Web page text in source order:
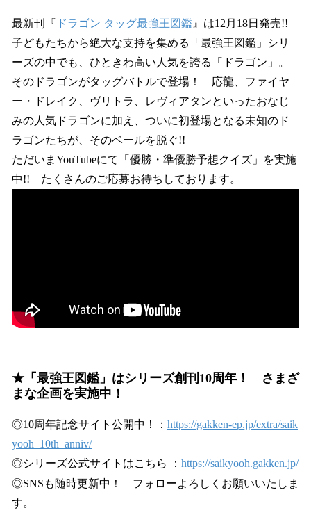
最新刊『 ドラゴン タッグ最強王図鑑 』は12月18日発売!!
子どもたちから絶大な支持を集める「最強王図鑑」シリ
ーズの中でも、ひときわ高い人気を誇る「ドラゴン」。
そのドラゴンがタッグバトルで登場！ 応龍、ファイヤ
ー・ドレイク、ヴリトラ、レヴィアタンといったおなじ
みの人気ドラゴンに加え、ついに初登場となる未知のド
ラゴンたちが、そのベールを脱ぐ!!
ただいまYouTubeにて「優勝・準優勝予想クイズ」を実施
中!! たくさんのご応募お待ちしております。
★「最強王図鑑」はシリーズ創刊10周年！ さまざ
まな企画を実施中！
◎10周年記念サイト公開中！： https://gakken-ep.jp/extra/saik
yooh_10th_anniv/
◎シリーズ公式サイトはこちら ： https://saikyooh.gakken.jp/
◎SNSも随時更新中！ フォローよろしくお願いいたしま
す。